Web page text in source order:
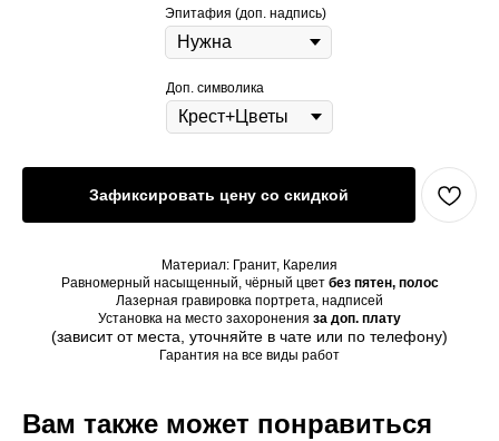
Эпитафия (доп. надпись)
Доп. символика
Зафиксировать цену со скидкой
Материал: Гранит, Карелия
Равномерный насыщенный, чёрный цвет без пятен, полос
Лазерная гравировка портрета, надписей
Установка на место захоронения за доп. плату
(зависит от места, уточняйте в чате или по телефону)
Гарантия на все виды работ
Вам также может понравиться